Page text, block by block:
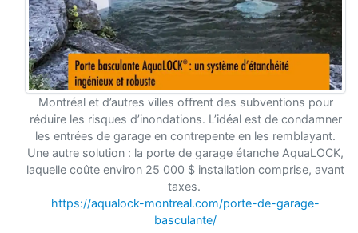
Montréal et d’autres villes offrent des subventions pour
réduire les risques d’inondations. L’idéal est de condamner
les entrées de garage en contrepente en les remblayant.
Une autre solution : la porte de garage étanche AquaLOCK,
laquelle coûte environ 25 000 $ installation comprise, avant
taxes.
https://aqualock-montreal.com/porte-de-garage-
basculante/